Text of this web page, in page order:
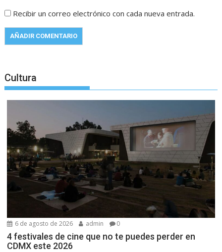
Recibir un correo electrónico con cada nueva entrada.
Cultura
6 de agosto de 2026 admin 0
4 festivales de cine que no te puedes perder en
CDMX este 2026